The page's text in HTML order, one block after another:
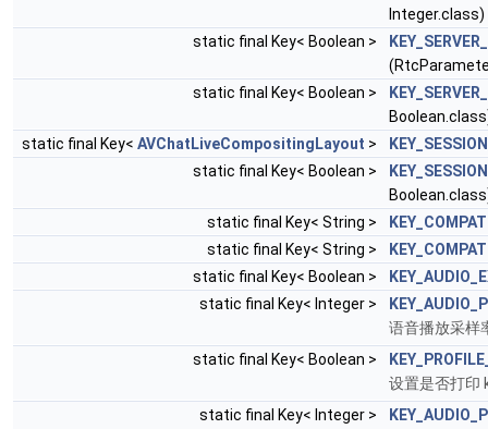
Integer.class)
static final Key< Boolean >
static final Key< Boolean >
static final Key< AVChatLiveCompositingLayout >
static final Key< Boolean >
static final Key< String >
static final Key< String >
static final Key< Boolean >
static final Key< Integer >
语音播放采样
static final Key< Boolean >
设置是否打印
static final Key< Integer >